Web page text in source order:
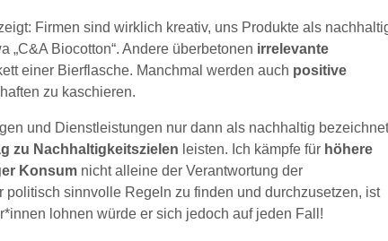
Firmen sind wirklich kreativ, uns Produkte als
„C&A Biocotton“. Andere überbetonen irrelevante
einer Bierflasche. Manchmal werden auch positive
zu kaschieren.
und Dienstleistungen nur dann als nachhaltig
zu Nachhaltigkeitszielen leisten. Ich kämpfe für höhere
Konsum nicht alleine der Verantwortung der
sinnvolle Regeln zu finden und durchzusetzen, ist
lohnen würde er sich jedoch auf jeden Fall!